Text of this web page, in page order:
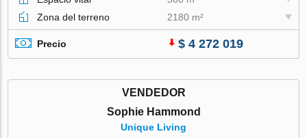
Zona del terreno
2180 m²
Precio $ 4 272 019
VENDEDOR
Sophie Hammond
Unique Living